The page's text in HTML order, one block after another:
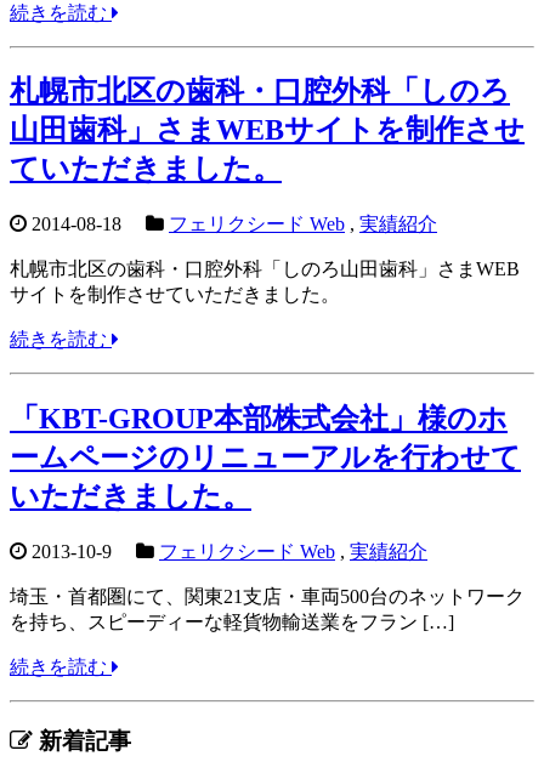
続きを読む
札幌市北区の歯科・口腔外科「しのろ
山田歯科」さまWEBサイトを制作させ
ていただきました。
2014-08-18 フェリクシード Web , 実績紹介
札幌市北区の歯科・口腔外科「しのろ山田歯科」さまWEB
サイトを制作させていただきました。
続きを読む
「KBT-GROUP本部株式会社」様のホ
ームページのリニューアルを行わせて
いただきました。
2013-10-9 フェリクシード Web , 実績紹介
埼玉・首都圏にて、関東21支店・車両500台のネットワーク
を持ち、スピーディーな軽貨物輸送業をフラン […]
続きを読む
新着記事